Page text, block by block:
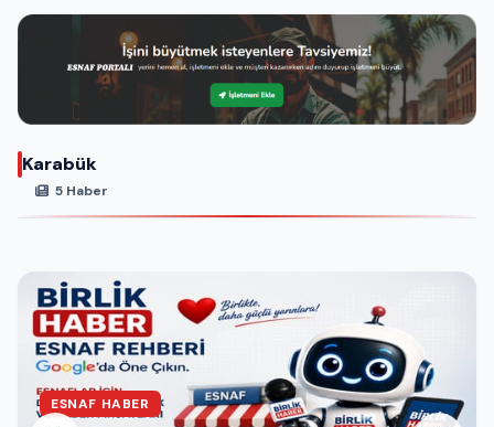
Karabük
5 Haber
ESNAF HABER